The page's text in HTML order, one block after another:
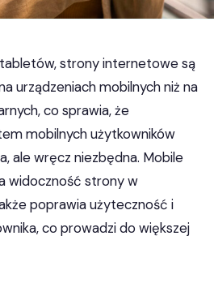
strony internetowe są
urządzeniach mobilnych niż na
co sprawia, że
mobilnych użytkowników
ale wręcz niezbędna. Mobile
widoczność strony w
poprawia użyteczność i
co prowadzi do większej